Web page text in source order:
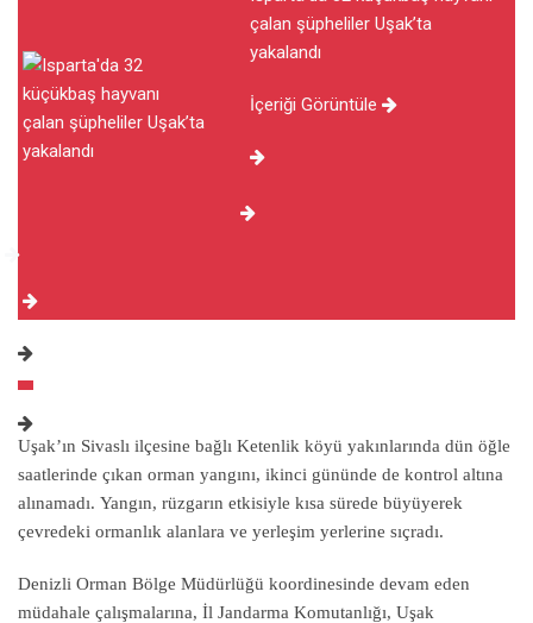
çalan şüpheliler Uşak’ta
yakalandı
İçeriği Görüntüle
Uşak’ın Sivaslı ilçesine bağlı Ketenlik köyü yakınlarında dün öğle
saatlerinde çıkan orman yangını, ikinci gününde de kontrol altına
alınamadı. Yangın, rüzgarın etkisiyle kısa sürede büyüyerek
çevredeki ormanlık alanlara ve yerleşim yerlerine sıçradı.
Denizli Orman Bölge Müdürlüğü koordinesinde devam eden
müdahale çalışmalarına, İl Jandarma Komutanlığı, Uşak